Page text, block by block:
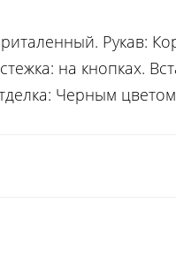
Рукав:
на кнопках.
Черным цветом